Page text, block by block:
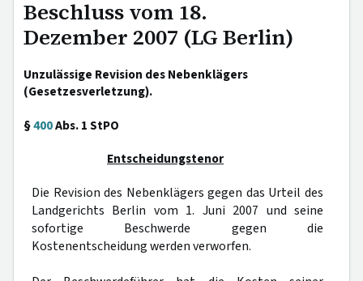
Beschluss vom 18.
Dezember 2007 (LG Berlin)
Unzulässige Revision des Nebenklägers
(Gesetzesverletzung).
§400Abs. 1 StPO
Entscheidungstenor
Die Revision des Nebenklägers gegen das Urteil des
Landgerichts Berlin vom 1. Juni 2007 und seine
sofortige Beschwerde gegen die
Kostenentscheidung werden verworfen.